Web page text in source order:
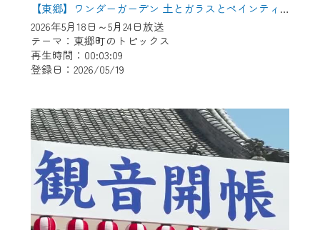
【東郷】ワンダーガーデン 土とガラスとペインティング
2026年5月18日～5月24日放送
テーマ：東郷町のトピックス
再生時間：00:03:09
登録日：2026/05/19